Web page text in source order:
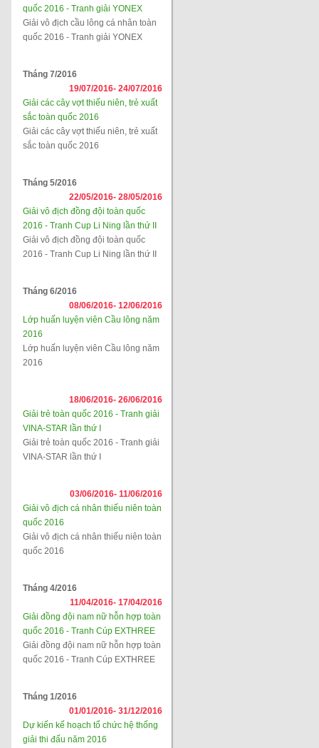
quốc 2016 - Tranh giải YONEX
Giải vô địch cầu lông cá nhân toàn
quốc 2016 - Tranh giải YONEX
Tháng 7/2016
19/07/2016- 24/07/2016
Giải các cây vợt thiếu niên, trẻ xuất
sắc toàn quốc 2016
Giải các cây vợt thiếu niên, trẻ xuất
sắc toàn quốc 2016
Tháng 5/2016
22/05/2016- 28/05/2016
Giải vô địch đồng đội toàn quốc
2016 - Tranh Cup Li Ning lần thứ II
Giải vô địch đồng đội toàn quốc
2016 - Tranh Cup Li Ning lần thứ II
Tháng 6/2016
08/06/2016- 12/06/2016
Lớp huấn luyện viên Cầu lông năm
2016
Lớp huấn luyện viên Cầu lông năm
2016
18/06/2016- 26/06/2016
Giải trẻ toàn quốc 2016 - Tranh giải
VINA-STAR lần thứ I
Giải trẻ toàn quốc 2016 - Tranh giải
VINA-STAR lần thứ I
03/06/2016- 11/06/2016
Giải vô địch cá nhân thiếu niên toàn
quốc 2016
Giải vô địch cá nhân thiếu niên toàn
quốc 2016
Tháng 4/2016
11/04/2016- 17/04/2016
Giải đồng đội nam nữ hỗn hợp toàn
quốc 2016 - Tranh Cúp EXTHREE
Giải đồng đội nam nữ hỗn hợp toàn
quốc 2016 - Tranh Cúp EXTHREE
Tháng 1/2016
01/01/2016- 31/12/2016
Dự kiến kế hoạch tổ chức hệ thống
giải thi đấu năm 2016